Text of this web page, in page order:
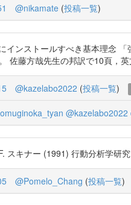
@nikamate (投稿一覧)
インストールすべき基本理念
佐藤方哉先生の邦訳で10頁，
@kazelabo2022 (投稿一覧)
@kazelabo2022
スキナー (1991) 行動分析学研
@Pomelo_Chang (投稿一覧)